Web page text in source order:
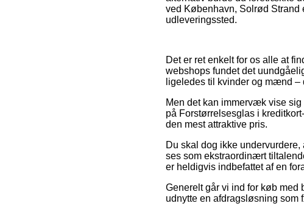
ved København, Solrød Strand
udleveringssted.
Det er ret enkelt for os alle at
webshops fundet det
ligeledes til kvinder og mænd
Men det kan immervæk vise
på Forstørrelsesglas i
den mest attraktive pris.
Du skal dog ikke
ses som ekstraordinært
er heldigvis indbefattet af en
Generelt går vi ind for køb
udnytte en afdragsløsning som